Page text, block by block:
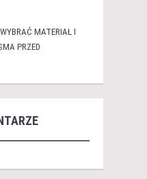
MATERIAŁ I
PRZED